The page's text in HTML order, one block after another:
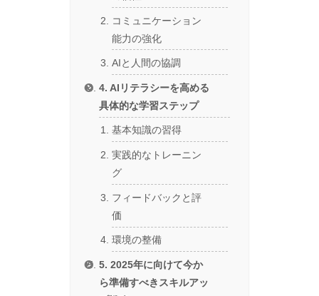
コミュニケーション
能力の強化
AIと人間の協調
4. AIリテラシーを高める
具体的な学習ステップ
基本知識の習得
実践的なトレーニン
グ
フィードバックと評
価
環境の整備
5. 2025年に向けて今か
ら準備すべきスキルアッ